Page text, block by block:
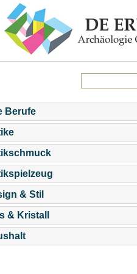
Berufe
& Stil
& Kristall